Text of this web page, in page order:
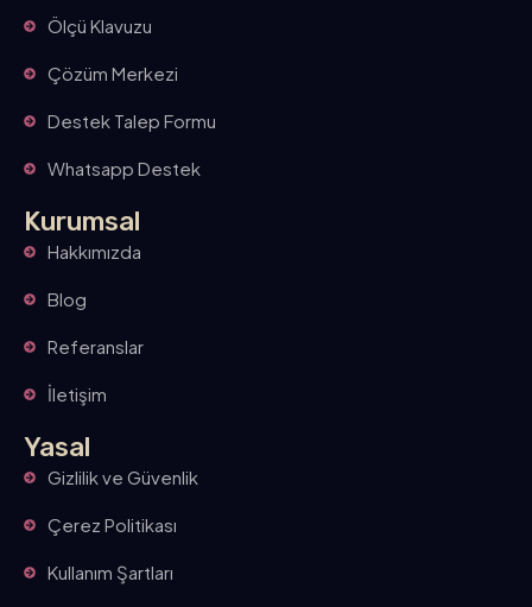
Ölçü Klavuzu
Çözüm Merkezi
Destek Talep Formu
Whatsapp Destek
Kurumsal
Hakkımızda
Blog
Referanslar
İletişim
Yasal
Gizlilik ve Güvenlik
Çerez Politikası
Kullanım Şartları